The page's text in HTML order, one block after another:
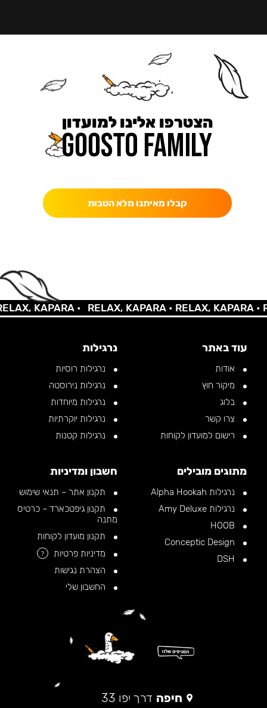
הצטרפו אלינו למועדון
קבלו מאיתנו מלא הטבות
KAPARA • RELAX, KAPARA •RELAX, KAPARA •
עוד באתר
אודות
מיקור חוץ
בלוג
צרו קשר
רישום למועדון לקוחות
נרגילות
נרגילות רוסיות
נרגילות נירוסטה
נרגילות מיוחדות
נרגילות יוקרתיות
נרגילות קטנות
מתוגים מובילים
נרגילות Alpha Hookah
נרגילות Amy Deluxe
חשבון ומדיניות
תקנון אתר – תנאי שימוש
תקנון גיפטכארד – כרטיס
מתנה
תקנון מועדון לקוחות
מדיניות פרטיות
?
הצהרת נגישות
החשבון שלי
חיפה דרך יפו 33